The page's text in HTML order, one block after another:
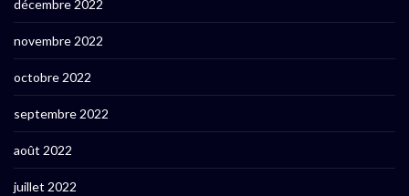
décembre 2022
novembre 2022
octobre 2022
septembre 2022
août 2022
juillet 2022